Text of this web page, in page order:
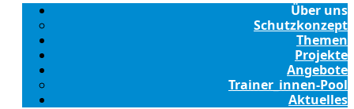
Über uns
Schutzkonzept
Themen
Projekte
Angebote
Trainer_innen-Pool
Aktuelles